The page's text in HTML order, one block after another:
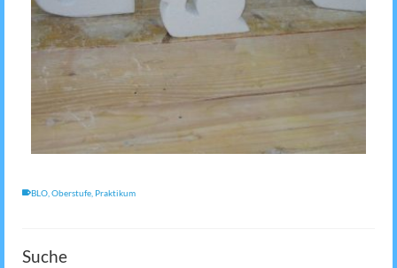
BLO Oberstufe Praktikum
Suche